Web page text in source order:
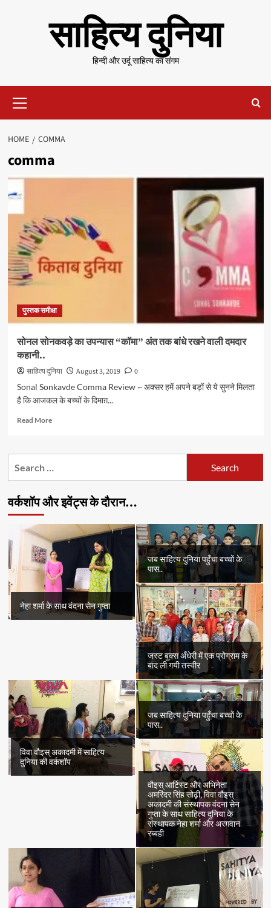
साहित्य दुनिया
हिन्दी और उर्दू साहित्य का संगम
Menu
HOME COMMA
comma
पुस्तक समीक्षा
सोनल सोनकवड़े का उपन्यास “कॉमा” अंत तक बांधे रखने वाली दमदार
कहानी..
साहित्य दुनिया August 3, 2019
0
Sonal Sonkavde Comma Review ~ अक्सर हमें अपने बड़ों से ये सुनने मिलता
है कि आजकल के बच्चों के दिमाग़...
Read MoreRead
सोनल
“कॉमा”
तक
रखने
वाली
दमदार
कहानी..
वर्कशॉप और इवेंट्स के दौरान…
नेहा शर्मा के साथ वंदना सेन गुप्ता
जब साहित्य दुनिया पहुँचा बच्चों के
पास..
जस्ट बुक्स अँधेरी में एक प्रोग्राम के
बाद ली गयी तस्वीर
विवा वौइस् अकादमी में साहित्य
दुनिया की वर्कशॉप
जब साहित्य दुनिया पहुँचा बच्चों के
पास..
वौइस् आर्टिस्ट और अभिनेता
अमरिंदर सिंह सोढ़ी, विवा वौइस्
अकादमी की संस्थापक वंदना सेन
गुप्ता के साथ साहित्य दुनिया के
संस्थापक नेहा शर्मा और अरग़वान
रब्बही